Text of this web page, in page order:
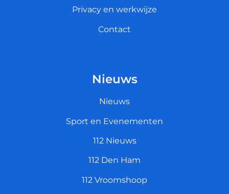
Privacy en werkwijze
Contact
Nieuws
Nieuws
Sport en Evenementen
112 Nieuws
112 Den Ham
112 Vroomshoop